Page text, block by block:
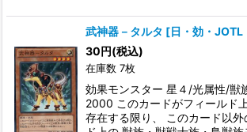
武神器－タルタ [日・効・JOTL
30円(税込)
在庫数 7枚
効果モンスター 星４/光属性/獣
2000 このカードがフィールド
存在する限り、 このカード以